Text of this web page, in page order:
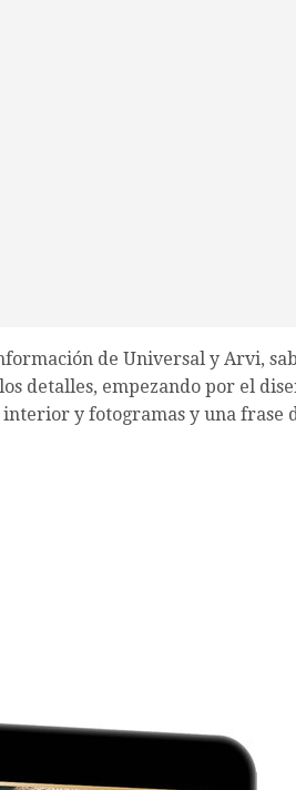
de Universal y Arvi,
detalles, empezando por el
y fotogramas y una frase